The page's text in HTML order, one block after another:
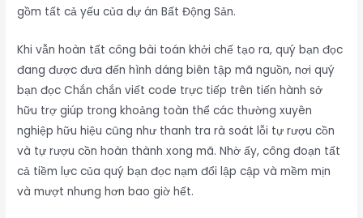
gồm tất cả yếu của dự án Bất Động Sản.
Khi vẫn hoàn tất công bài toán khởi chế tạo ra, quý bạn đọc
đang được đưa đến hình dáng biên tập mã nguồn, nơi quý
bạn đọc Chắn chắn viết code trực tiếp trên tiến hành sở
hữu trợ giúp trong khoảng toàn thể các thường xuyên
nghiệp hữu hiệu cũng như thanh tra rà soát lỗi tự rượu cồn
và tự rượu cồn hoàn thành xong mã. Nhờ ấy, công đoạn tất
cả tiềm lực của quý bạn đọc nạm đổi lập cập và mềm mịn
và mượt nhưng hơn bao giờ hết.